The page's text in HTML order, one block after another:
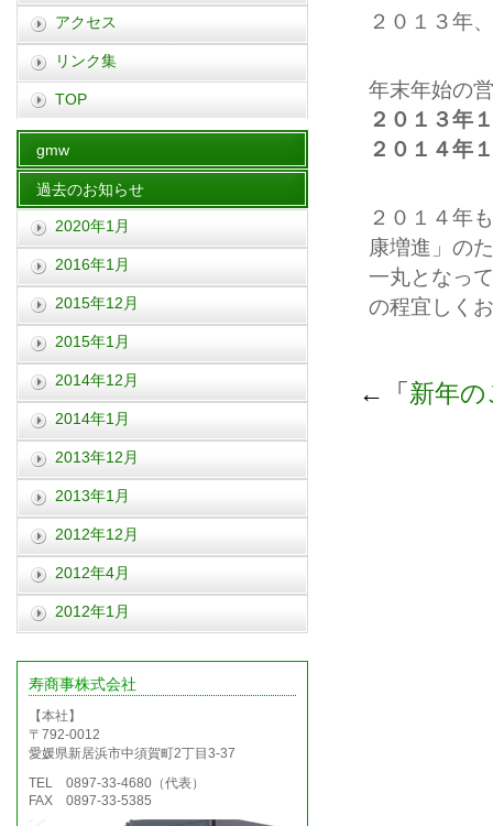
２０１３年
年末年始の
２０１３年
２０１４年
２０１４年
康増進」の
一丸となっ
の程宜しく
←「新年
アクセス
リンク集
TOP
gmw
過去のお知らせ
2020年1月
2016年1月
2015年12月
2015年1月
2014年12月
2014年1月
2013年12月
2013年1月
2012年12月
2012年4月
2012年1月
寿商事株式会社
【本社】
〒792-0012
愛媛県新居浜市中須賀町2丁目3-37
TEL 0897-33-4680（代表）
FAX 0897-33-5385